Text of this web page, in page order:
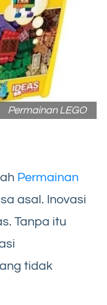
Permainan LEGO
Permainan
asal. Inovasi
Tanpa itu
tidak